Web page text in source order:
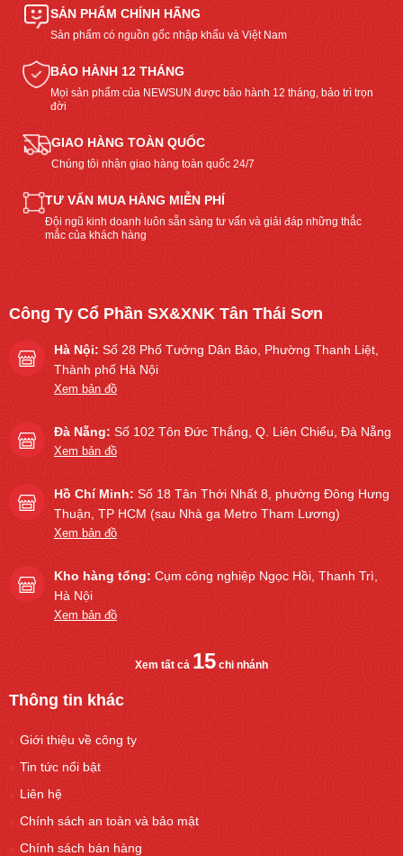
SẢN PHẨM CHÍNH HÃNG
Sản phẩm có nguồn gốc nhập khẩu và Việt Nam
BẢO HÀNH 12 THÁNG
Mọi sản phẩm của NEWSUN được bảo hành 12 tháng, bảo trì trọn
đời
GIAO HÀNG TOÀN QUỐC
Chúng tôi nhận giao hàng toàn quốc 24/7
TƯ VẤN MUA HÀNG MIỄN PHÍ
Đội ngũ kinh doanh luôn sẵn sàng tư vấn và giải đáp những thắc
mắc của khách hàng
Công Ty Cổ Phần SX&XNK Tân Thái Sơn
Hà Nội: Số 28 Phố Tưởng Dân Bảo, Phường Thanh Liệt,
Thành phố Hà Nội
Xem bản đồ
Đà Nẵng: Số 102 Tôn Đức Thắng, Q. Liên Chiểu, Đà Nẵng
Xem bản đồ
Hồ Chí Minh: Số 18 Tân Thới Nhất 8, phường Đông Hưng
Thuận, TP HCM (sau Nhà ga Metro Tham Lương)
Xem bản đồ
Kho hàng tổng: Cụm công nghiệp Ngọc Hồi, Thanh Trì,
Hà Nội
Xem bản đồ
Xem tất cả 15 chi nhánh
Thông tin khác
Giới thiệu về công ty
Tin tức nổi bật
Liên hệ
Chính sách an toàn và bảo mật
Chính sách bán hàng